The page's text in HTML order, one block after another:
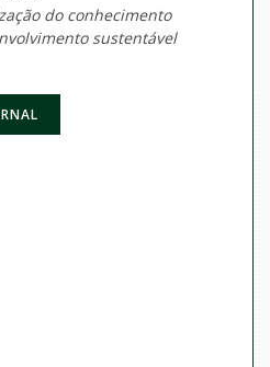
do conhecimento
sustentável